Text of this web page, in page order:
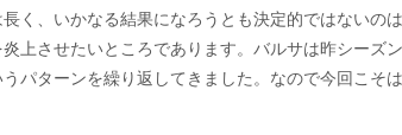
く、いかなる結果になろうとも決定的ではないの
上させたいところであります。バルサは昨シーズ
パターンを繰り返してきました。なので今回こそ